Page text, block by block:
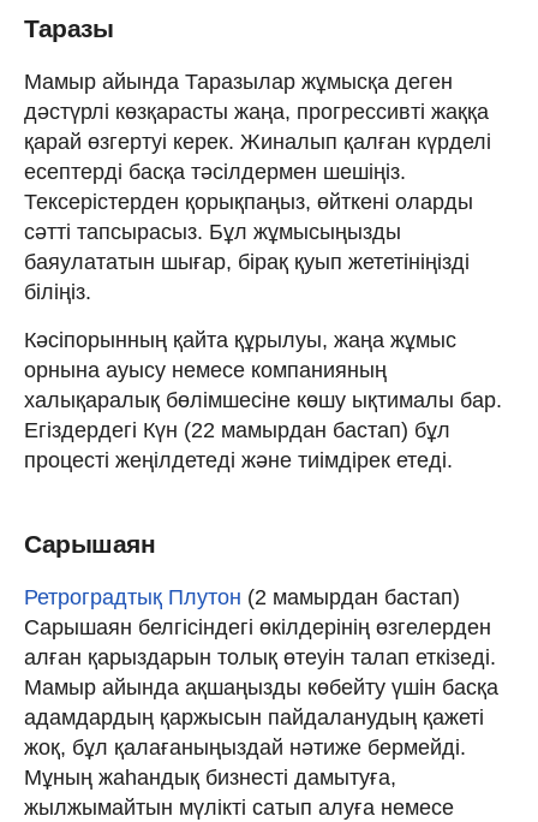
Таразы
Мамыр айында Таразылар жұмысқа деген
дәстүрлі көзқарасты жаңа, прогрессивті жаққа
қарай өзгертуі керек. Жиналып қалған күрделі
есептерді басқа тәсілдермен шешіңіз.
Тексерістерден қорықпаңыз, өйткені оларды
сәтті тапсырасыз. Бұл жұмысыңызды
баяулататын шығар, бірақ қуып жететініңізді
біліңіз.
Кәсіпорынның қайта құрылуы, жаңа жұмыс
орнына ауысу немесе компанияның
халықаралық бөлімшесіне көшу ықтималы бар.
Егіздердегі Күн (22 мамырдан бастап) бұл
процесті жеңілдетеді және тиімдірек етеді.
Сарышаян
Ретроградтық Плутон (2 мамырдан бастап)
Сарышаян белгісіндегі өкілдерінің өзгелерден
алған қарыздарын толық өтеуін талап еткізеді.
Мамыр айында ақшаңызды көбейту үшін басқа
адамдардың қаржысын пайдаланудың қажеті
жоқ, бұл қалағаныңыздай нәтиже бермейді.
Мұның жаһандық бизнесті дамытуға,
жылжымайтын мүлікті сатып алуға немесе